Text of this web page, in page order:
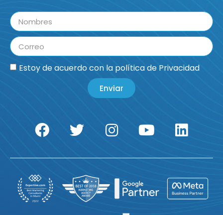
Estoy de acuerdo con la política de Privacidad
Enviar